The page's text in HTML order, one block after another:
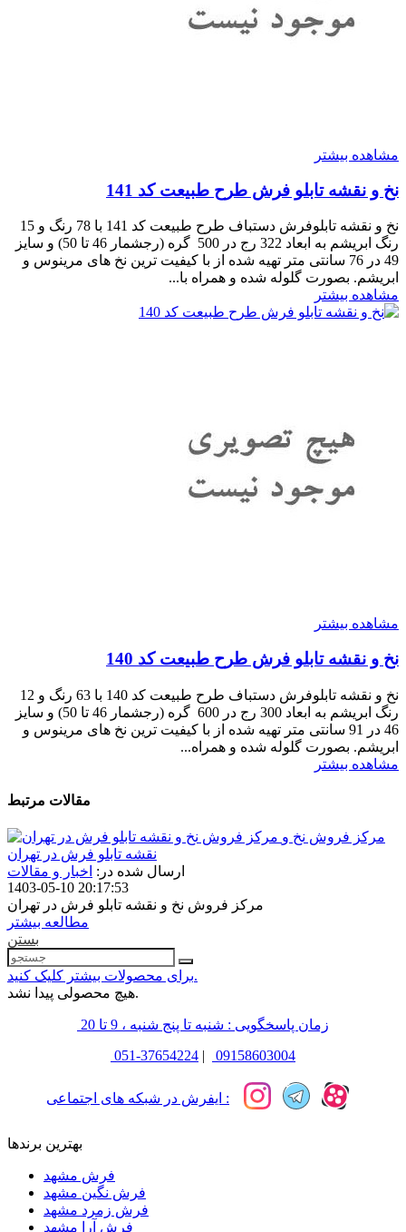
مشاهده بیشتر
نخ و نقشه تابلو فرش طرح طبیعت کد 141
نخ و نقشه تابلوفرش دستباف طرح طبیعت کد 141 با 78 رنگ و 15
رنگ ابریشم به ابعاد 322 رج در 500 گره (رجشمار 46 تا 50) و سایز
49 در 76 سانتی متر تهیه شده از با کیفیت ترین نخ های مرینوس و
ابریشم. بصورت گلوله شده و همراه با...
مشاهده بیشتر
مشاهده بیشتر
نخ و نقشه تابلو فرش طرح طبیعت کد 140
نخ و نقشه تابلوفرش دستباف طرح طبیعت کد 140 با 63 رنگ و 12
رنگ ابریشم به ابعاد 300 رج در 600 گره (رجشمار 46 تا 50) و سایز
46 در 91 سانتی متر تهیه شده از با کیفیت ترین نخ های مرینوس و
ابریشم. بصورت گلوله شده و همراه...
مشاهده بیشتر
مقالات مرتبط
مرکز فروش نخ و
نقشه تابلو فرش در تهران
ارسال شده در: اخبار و مقالات
1403-05-10 20:17:53
مرکز فروش نخ و نقشه تابلو فرش در تهران
مطالعه بیشتر
بستن
برای محصولات بیشتر کلیک کنید.
هیچ محصولی پیدا نشد.
زمان پاسخگویی : شنبه تا پنج شنبه ، 9 تا 20
051-37654224 | 09158603004
ایفرش در شبکه های اجتماعی :
بهترین برندها
فرش مشهد
فرش نگین مشهد
فرش زمرد مشهد
فرش آرا مشهد